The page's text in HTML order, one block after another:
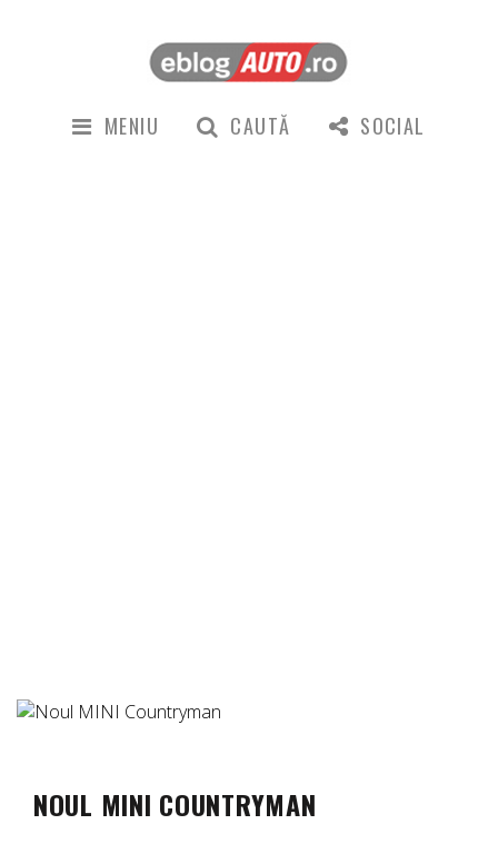
MENIU CAUTĂ SOCIAL
NOUL MINI COUNTRYMAN